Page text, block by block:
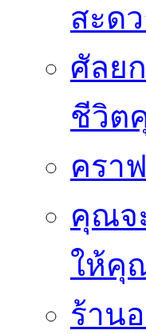
สะด
ศัลย
ชีวิต
ครา
คุณจ
ให้คุ
ร้าน